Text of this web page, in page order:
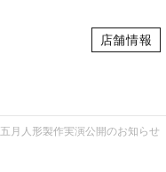
店舗情報
五月人形製作実演公開のお知らせ